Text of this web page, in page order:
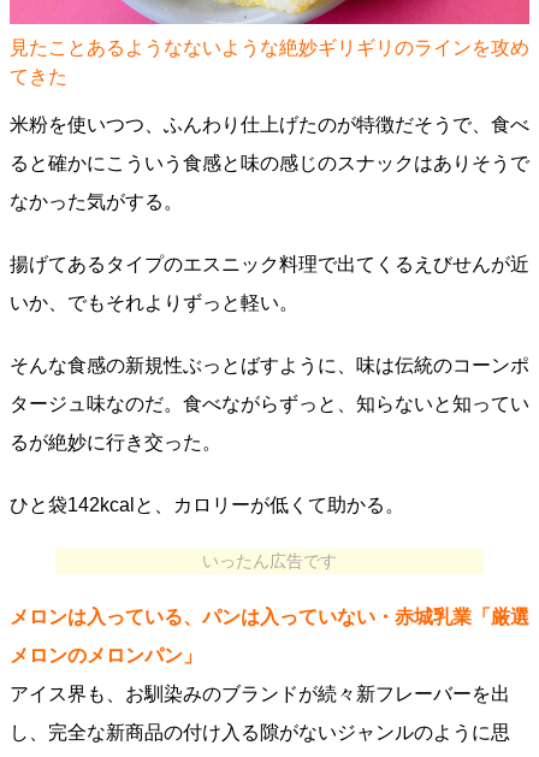
見たことあるようなないような絶妙ギリギリのラインを攻め
てきた
米粉を使いつつ、ふんわり仕上げたのが特徴だそうで、食べ
ると確かにこういう食感と味の感じのスナックはありそうで
なかった気がする。
揚げてあるタイプのエスニック料理で出てくるえびせんが近
いか、でもそれよりずっと軽い。
そんな食感の新規性ぶっとばすように、味は伝統のコーンポ
タージュ味なのだ。食べながらずっと、知らないと知ってい
るが絶妙に行き交った。
ひと袋142kcalと、カロリーが低くて助かる。
いったん広告です
メロンは入っている、パンは入っていない・赤城乳業「厳選
メロンのメロンパン」
アイス界も、お馴染みのブランドが続々新フレーバーを出
し、完全な新商品の付け入る隙がないジャンルのように思